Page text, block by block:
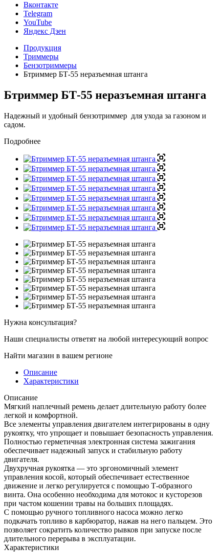
Вконтакте
Telegram
YouTube
Яндекс Дзен
Продукция
Триммеры
Бензотриммеры
Бтриммер БТ-55 неразъемная штанга
Бтриммер БТ-55 неразъемная штанга
Надежный и удобный бензотриммер для ухода за газоном и
садом.
Подробнее
Нужна консультация?
Наши специалисты ответят на любой интересующий вопрос
Найти магазин в вашем регионе
Описание
Характеристики
Описание
Мягкий наплечный ремень делает длительную работу более
легкой и комфортной.
Все элементы управления двигателем интегрированы в одну
рукоятку, что упрощает и повышает безопасность управления.
Полностью герметичная электронная система зажигания
обеспечивает надежный запуск и стабильную работу
двигателя.
Двухручная рукоятка — это эргономичный элемент
управления косой, который обеспечивает естественное
движение и легко регулируется с помощью Т-образного
винта. Она особенно необходима для мотокос и кусторезов
при частом кошении травы на больших площадях.
С помощью ручного топливного насоса можно легко
подкачать топливо в карбюратор, нажав на него пальцем. Это
позволяет сократить количество рывков при запуске после
длительного перерыва в эксплуатации.
Характеристики